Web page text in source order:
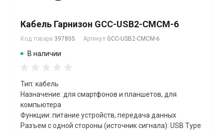
Кабель Гарнизон GCC-USB2-CMCM-6
Код товара 397805 Артикул GCC-USB2-CMCM-6
В наличии
Тип: кабель
Назначение: для смартфонов и планшетов, для
компьютера
Функции: питание устройств, передача данных
Разъем с одной стороны (источник сигнала): USB Type